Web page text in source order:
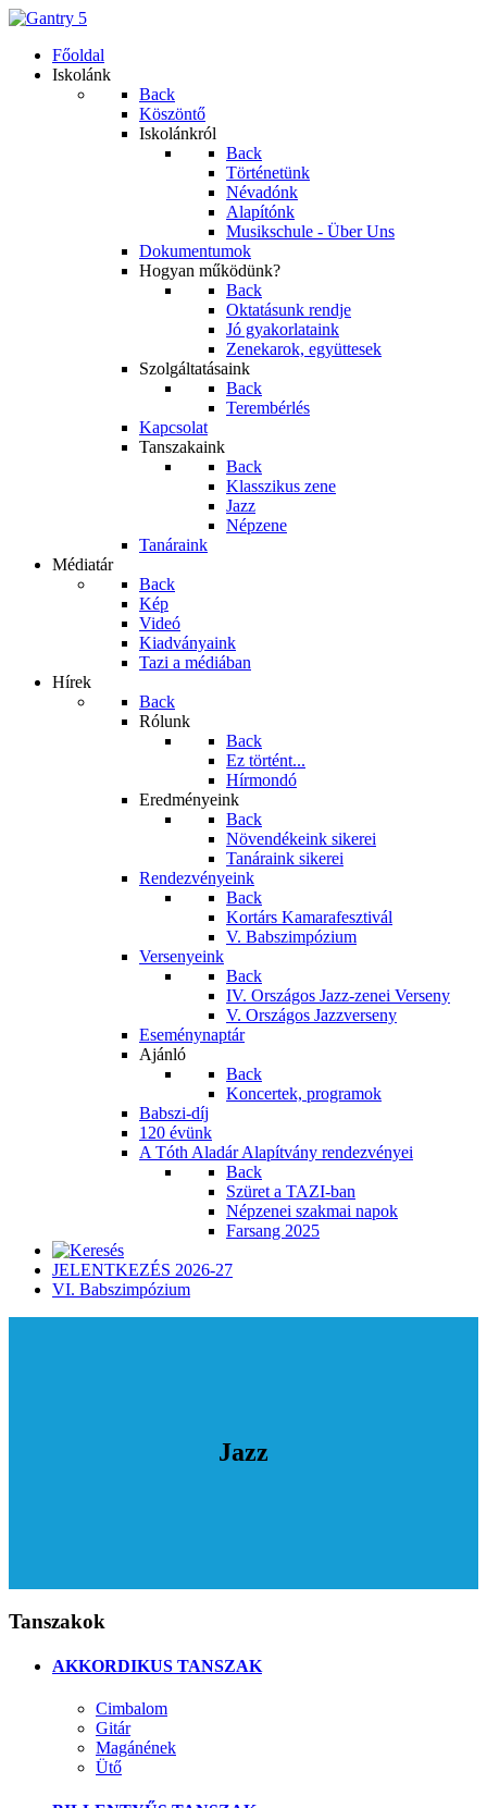
Főoldal
Iskolánk
Back
Köszöntő
Iskolánkról
Back
Történetünk
Névadónk
Alapítónk
Musikschule - Über Uns
Dokumentumok
Hogyan működünk?
Back
Oktatásunk rendje
Jó gyakorlataink
Zenekarok, együttesek
Szolgáltatásaink
Back
Terembérlés
Kapcsolat
Tanszakaink
Back
Klasszikus zene
Jazz
Népzene
Tanáraink
Médiatár
Back
Kép
Videó
Kiadványaink
Tazi a médiában
Hírek
Back
Rólunk
Back
Ez történt...
Hírmondó
Eredményeink
Back
Növendékeink sikerei
Tanáraink sikerei
Rendezvényeink
Back
Kortárs Kamarafesztivál
V. Babszimpózium
Versenyeink
Back
IV. Országos Jazz-zenei Verseny
V. Országos Jazzverseny
Eseménynaptár
Ajánló
Back
Koncertek, programok
Babszi-díj
120 évünk
A Tóth Aladár Alapítvány rendezvényei
Back
Szüret a TAZI-ban
Népzenei szakmai napok
Farsang 2025
JELENTKEZÉS 2026-27
VI. Babszimpózium
Jazz
Tanszakok
AKKORDIKUS TANSZAK
Cimbalom
Gitár
Magánének
Ütő